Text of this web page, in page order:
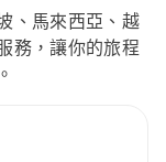
、馬來西亞、越
務，讓你的旅程